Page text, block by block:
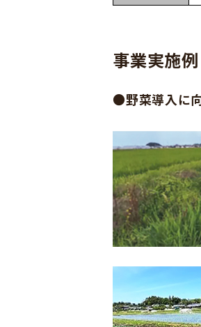
事業実施例
●野菜導入に